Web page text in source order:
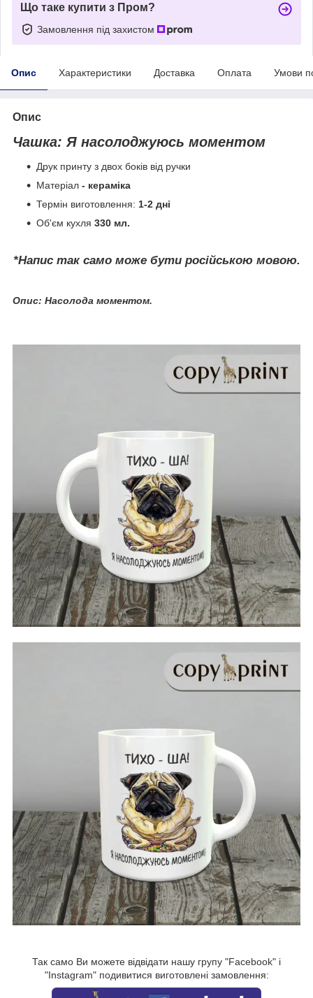
Що таке купити з Пром?
Замовлення під захистом
Опис Характеристики Доставка Оплата Умови
Опис
Чашка: Я насолоджуюсь моментом
Друк принту з двох боків від ручки
Матеріал - кераміка
Термін виготовлення: 1-2 дні
Об'єм кухля 330 мл.
*Напис так само може бути російською мовою.
Опис: Насолода моментом.
Так само Ви можете відвідати нашу групу "Facebook" і
"Instagram" подивитися виготовлені замовлення: